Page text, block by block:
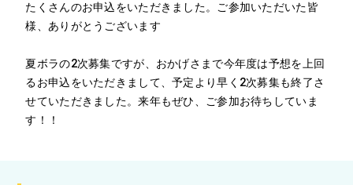
たくさんのお申込をいただきました。ご参加いただいた皆
様、ありがとうございます
夏ボラの2次募集ですが、おかげさまで今年度は予想を上回
るお申込をいただきまして、予定より早く2次募集も終了さ
せていただきました。来年もぜひ、ご参加お待ちしていま
す！！